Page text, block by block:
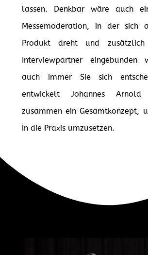
lassen. Denkbar wäre auch
Messemoderation, in der sich
Produkt dreht und
Interviewpartner eingebunden
auch immer Sie sich
entwickelt Johannes
zusammen ein Gesamtkonzept,
in die Praxis umzusetzen.